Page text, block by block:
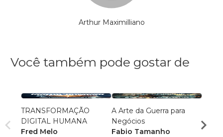
Arthur Maximilliano
Você também pode gostar de
TRANSFORMAÇÃO
DIGITAL HUMANA
Fred Melo
A Arte da Guerra para
Negócios
Fabio Tamanho
em